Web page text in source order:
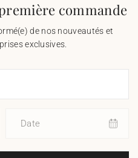
commande
de nos nouveautés et
exclusives.
Date